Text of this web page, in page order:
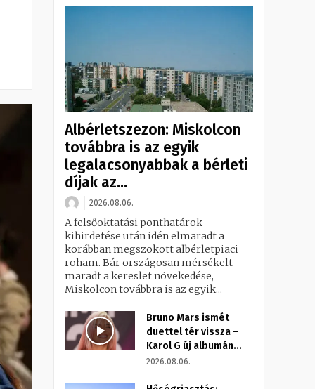
Albérletszezon: Miskolcon
továbbra is az egyik
legalacsonyabbak a bérleti
díjak az...
2026.08.06.
A felsőoktatási ponthatárok
kihirdetése után idén elmaradt a
korábban megszokott albérletpiaci
roham. Bár országosan mérsékelt
maradt a kereslet növekedése,
Miskolcon továbbra is az egyik...
Bruno Mars ismét
duettel tér vissza –
Karol G új albumán...
2026.08.06.